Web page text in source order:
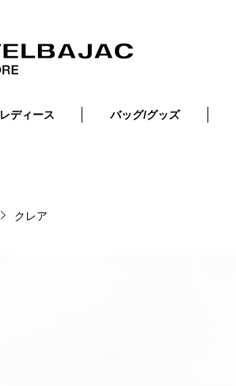
レディース バッグ/グッズ
クレア